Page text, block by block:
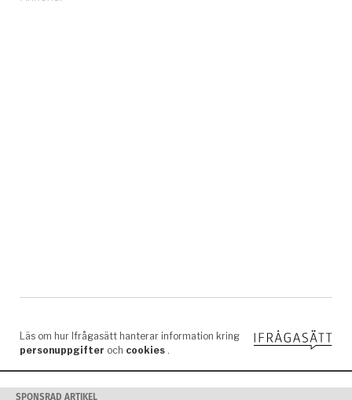
SPONSRAD ARTIKEL